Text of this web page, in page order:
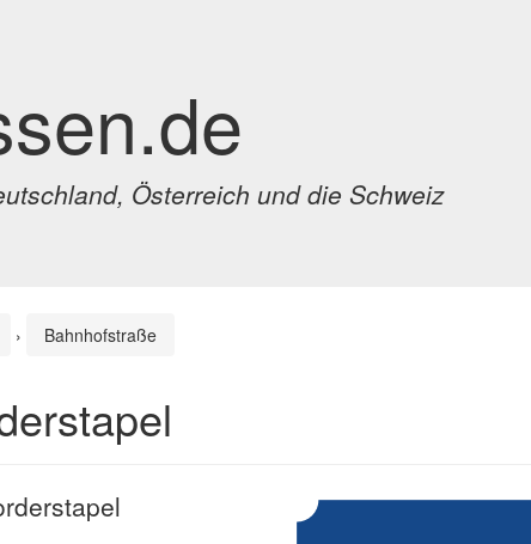
Österreich und die Schweiz
› Bahnhofstraße